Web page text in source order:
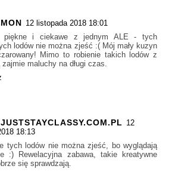
12 listopada 2018 18:01
piękne i ciekawe z jednym ALE - tych
lodów nie można zjeść :( Mój mały kuzyn
Mimo to robienie takich lodów z
maluchy na długi czas.
12
18:13
tych lodów nie można zjeść, bo wyglądają
:) Rewelacyjna zabawa, takie kreatywne
się sprawdzają.